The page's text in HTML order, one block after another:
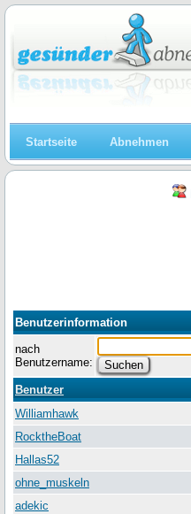
Startseite Abnehmen
Benutzerinformation
nach
Benutzername:
Benutzer
Williamhawk
RocktheBoat
Hallas52
ohne_muskeln
adekic